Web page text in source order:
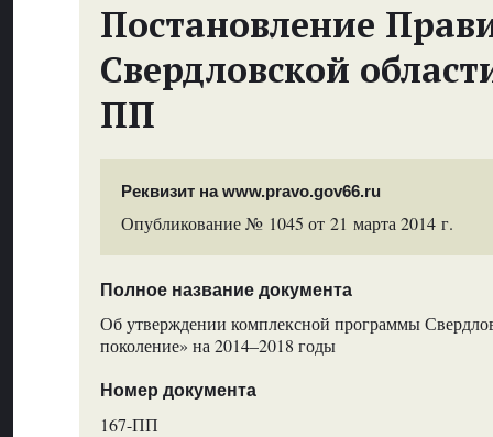
Постановление
Свердловской
ПП
Реквизит на www.pravo.gov66.ru
Опубликование № 1045 от 21 марта 2014 г.
Полное название документа
Об утверждении комплексной программы
поколение» на 2014–2018 годы
Номер документа
167-ПП